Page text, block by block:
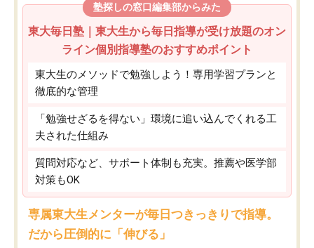
塾探しの窓口編集部からみた
東大毎日塾｜東大生から毎日指導が受け放題のオン
ライン個別指導塾のおすすめポイント
東大生のメソッドで勉強しよう！専用学習プランと
徹底的な管理
「勉強せざるを得ない」環境に追い込んでくれる工
夫された仕組み
質問対応など、サポート体制も充実。推薦や医学部
対策もOK
専属東大生メンターが毎日つきっきりで指導。
だから圧倒的に「伸びる」